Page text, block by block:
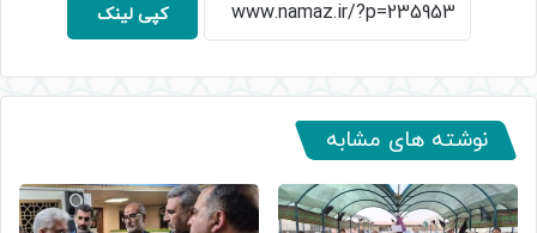
کپی لینک
نوشته های مشابه